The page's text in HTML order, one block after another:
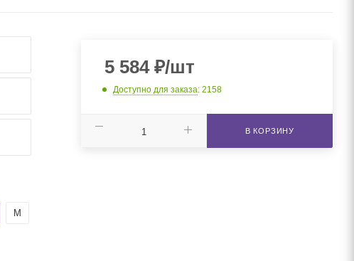
M
5 584₽/шт
Доступно для заказа: 2158
В КОРЗИНУ